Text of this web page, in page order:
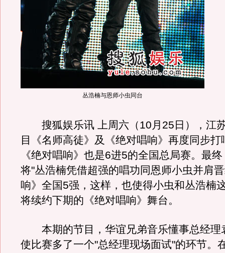
丛浩楠与恩师小虫同台
搜狐娱乐讯 上周六（10月25日），江
目《名师高徒》及《绝对唱响》再度同步打
《绝对唱响》也是6进5的全国总局赛。最
将"丛浩楠凭借超强的唱功同恩师小虫并肩
响》全国5强，这样，也使得小虫和丛浩楠
将续约下期的《绝对唱响》舞台。
本期的节目，华谊兄弟音乐懂事总经理
使比赛多了一个"总经理现场面试"的环节。